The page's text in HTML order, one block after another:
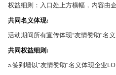
权益细则：入口处上方横幅，内容由
共同名义体现:
活动期间所有宣传体现“友情赞助”名义
共同权益细则:
a.签到墙以“友情赞助”名义体现企业